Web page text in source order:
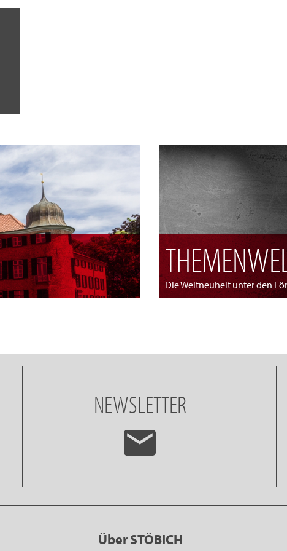
Die Weltneuheit unter den
NEWSLETTER
Über STÖBICH